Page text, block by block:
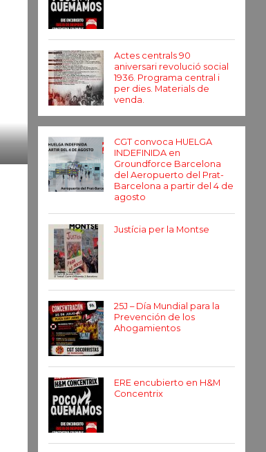
Actes centrals 90
aniversari revolució social
1936. Programa central i
per dies. Materials de
venda.
CGT convoca HUELGA
INDEFINIDA en
Groundforce Barcelona
del Aeropuerto del Prat-
Barcelona a partir del 4 de
agosto
Justícia per la Montse
25J – Día Mundial para la
Prevención de los
Ahogamientos
ERE encubierto en H&M
Concentrix